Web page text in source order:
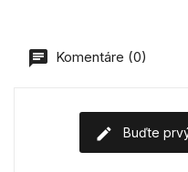
Komentáre (0)
Buďte